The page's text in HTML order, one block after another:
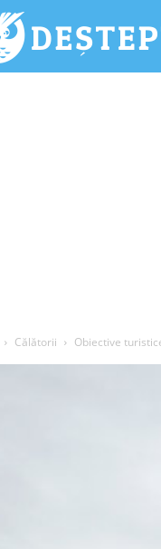
Călătorii Obiective